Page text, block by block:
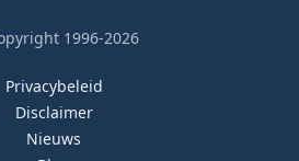
1996-2026
Privacybeleid
Disclaimer
Nieuws